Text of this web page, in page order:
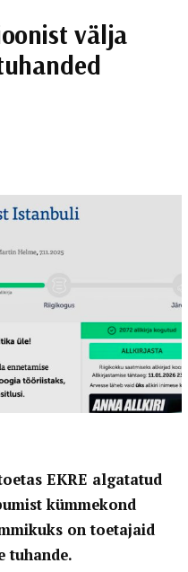
välja
EKRE algatatud
kümmekond
on toetajaid
tuhande.